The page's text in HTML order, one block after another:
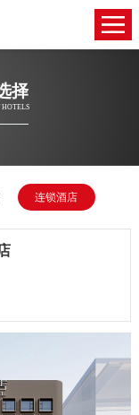
择
连锁酒店